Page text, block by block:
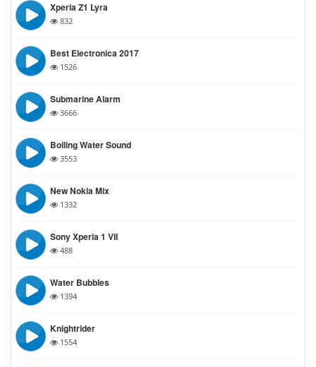
Xperia Z1 Lyra
832
Best Electronica 2017
1526
Submarine Alarm
3666
Boiling Water Sound
3553
New Nokia Mix
1332
Sony Xperia 1 VII
488
Water Bubbles
1394
Knightrider
1554